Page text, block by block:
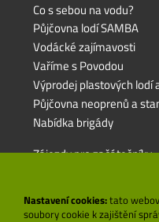
Co s sebou na vodu?
Půjčovna lodí SAMBA
Vodácké zajímavosti
Vaříme s Povodou
Výprodej plastových lodí
Půjčovna neoprenů a
Nabídka brigády
Zájezdy pro začátečníky
Zájezdy pro pokročilé
Nastavení cookies:tato
soubory cookie k zajištění